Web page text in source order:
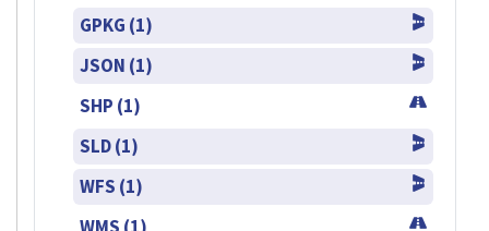
GPKG (1)
JSON (1)
SHP (1)
SLD (1)
WFS (1)